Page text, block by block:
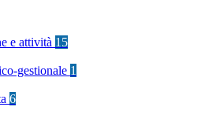
e attività 15
gestionale 1
6